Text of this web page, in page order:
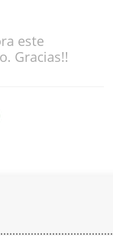
este
Gracias!!